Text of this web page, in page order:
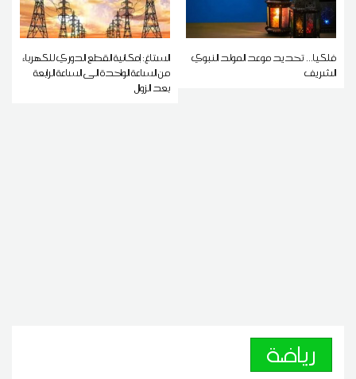
فلكيا... تحديد موعد المولد النبوي
الشريف
الستاغ: إمكانية القطع الدوري للكهرباء
من الساعة الواحدة الى الساعة الرابعة
بعد الزوال
رياضة